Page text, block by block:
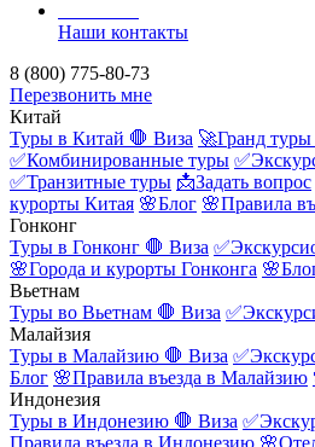
Наши контакты
8 (800) 775-80-73
Перезвонить мне
Китай
Туры в Китай 🛑 Виза 🚀Гранд
✅Комбинированные туры
✅Транзитные туры 📩Задать вопрос
курорты Китая 🌸Блог 🌸Правила
Гонконг
Туры в Гонконг 🛑 Виза
🌸Города и курорты Гонконга
Вьетнам
Туры во Вьетнам 🛑 Виза
Малайзия
Туры в Малайзию 🛑 Виза
Блог 🌸Правила въезда в Малайзию
Индонезия
Туры в Индонезию 🛑 Виза
Правила въезда в Индонезию